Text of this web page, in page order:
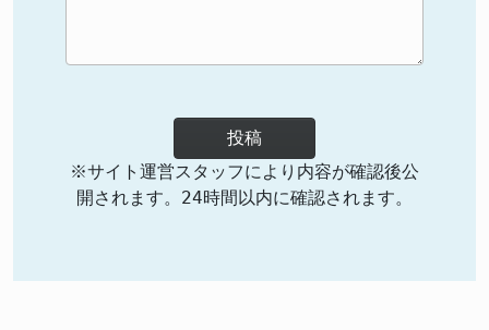
投稿
※サイト運営スタッフにより内容が確認後公
開されます。24時間以内に確認されます。